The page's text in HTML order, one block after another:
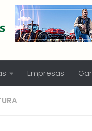
Empresas